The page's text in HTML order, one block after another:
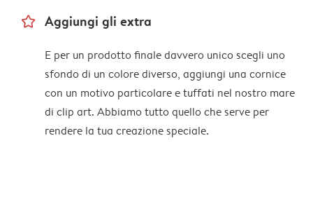
star_outline Aggiungi gli extra
E per un prodotto finale davvero unico scegli uno
sfondo di un colore diverso, aggiungi una cornice
con un motivo particolare e tuffati nel nostro mare
di clip art. Abbiamo tutto quello che serve per
rendere la tua creazione speciale.